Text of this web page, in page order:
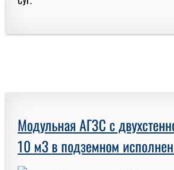
Модульная АГЗС с
10 м3 в подземном